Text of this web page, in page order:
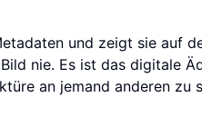
und zeigt sie auf
nie. Es ist das digitale
an jemand anderen zu